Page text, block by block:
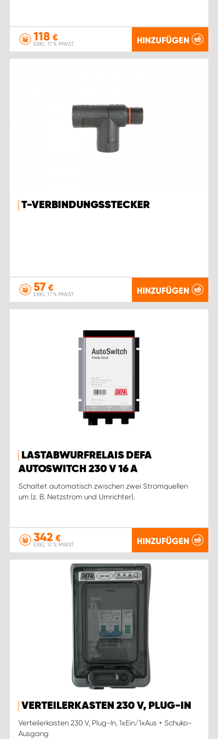
118 €
EXKL. 17 % MWST. HINZUFÜGEN
T-VERBINDUNGSSTECKER
57 €
EXKL. 17 % MWST. HINZUFÜGEN
LASTABWURFRELAIS DEFA
AUTOSWITCH 230 V 16 A
Schaltet automatisch zwischen zwei Stromquellen
um (z. B. Netzstrom und Umrichter).
342 €
EXKL. 17 % MWST. HINZUFÜGEN
VERTEILERKASTEN 230 V, PLUG-IN
Verteilerkasten 230 V, Plug-In, 1xEin/1xAus + Schuko-
Ausgang